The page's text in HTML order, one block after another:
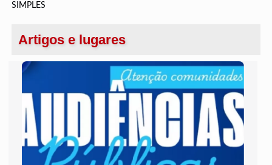
SIMPLES
Artigos e lugares